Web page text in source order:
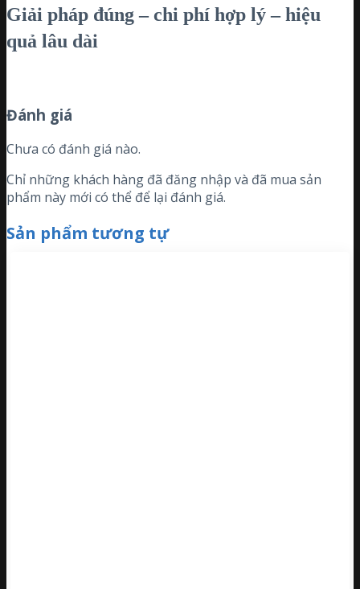
Giải pháp đúng – chi phí hợp lý – hiệu
quả lâu dài
Đánh giá
Chưa có đánh giá nào.
Chỉ những khách hàng đã đăng nhập và đã mua sản
phẩm này mới có thể để lại đánh giá.
Sản phẩm tương tự